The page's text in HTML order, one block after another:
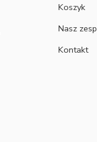
Koszyk
Nasz
Kontakt